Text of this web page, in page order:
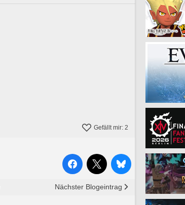
Gefällt mir: 2
Nächster Blogeintrag